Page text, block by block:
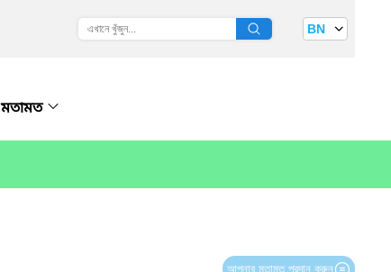
BN
মতামত
আপনার মতামত প্রদান করুন